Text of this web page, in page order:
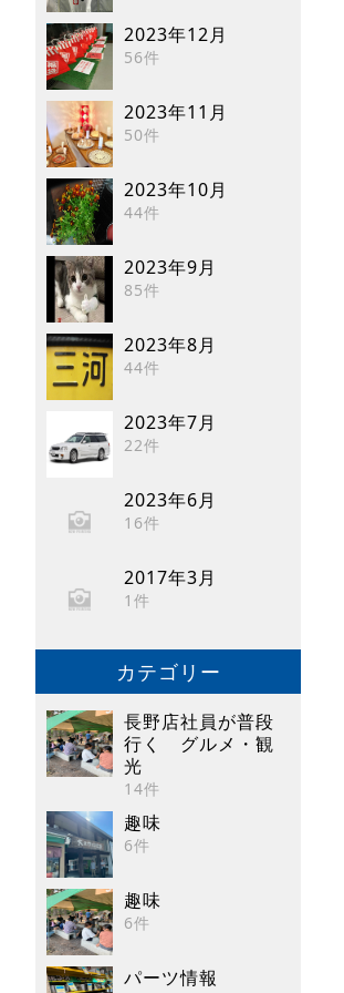
2023年12月
56件
2023年11月
50件
2023年10月
44件
2023年9月
85件
2023年8月
44件
2023年7月
22件
2023年6月
16件
2017年3月
1件
カテゴリー
長野店社員が普段
行く グルメ・観
光
14件
趣味
6件
趣味
6件
パーツ情報